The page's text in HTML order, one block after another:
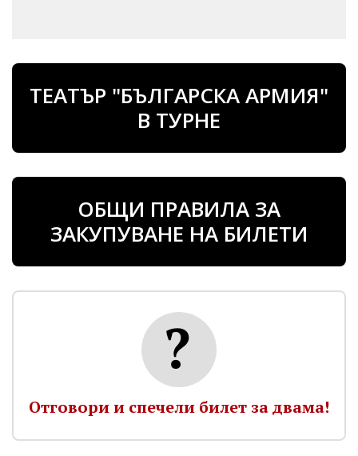
ТЕАТЪР "БЪЛГАРСКА АРМИЯ"
В ТУРНЕ
ОБЩИ ПРАВИЛА ЗА
ЗАКУПУВАНЕ НА БИЛЕТИ
Отговори и спечели билет за двама!